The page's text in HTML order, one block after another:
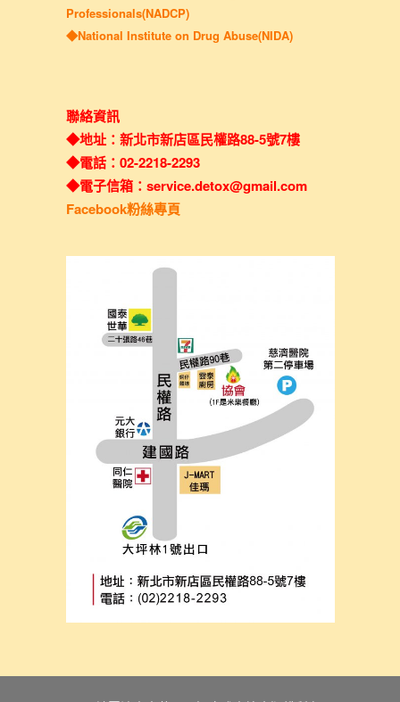
Professionals(NADCP)
◆National Institute on Drug Abuse(NIDA)
聯絡資訊
◆地址：新北市新店區民權路88-5號7樓
◆電話：02-2218-2293
◆電子信箱：service.detox@gmail.com
Facebook粉絲專頁